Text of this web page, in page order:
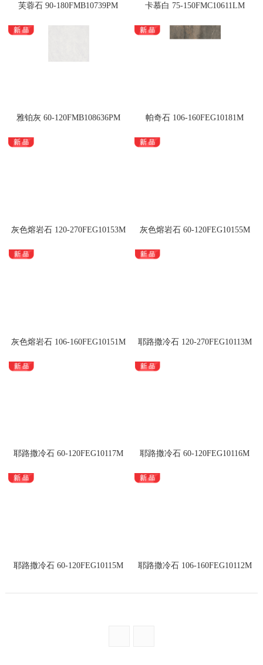
芙蓉石 90-180FMB10739PM 卡慕白 75-150FMC10611LM
雅铂灰 60-120FMB108636PM 帕奇石 106-160FEG10181M
灰色熔岩石 120-270FEG10153M 灰色熔岩石 60-120FEG10155M
灰色熔岩石 106-160FEG10151M 耶路撒冷石 120-270FEG10113M
耶路撒冷石 60-120FEG10117M 耶路撒冷石 60-120FEG10116M
耶路撒冷石 60-120FEG10115M 耶路撒冷石 106-160FEG10112M